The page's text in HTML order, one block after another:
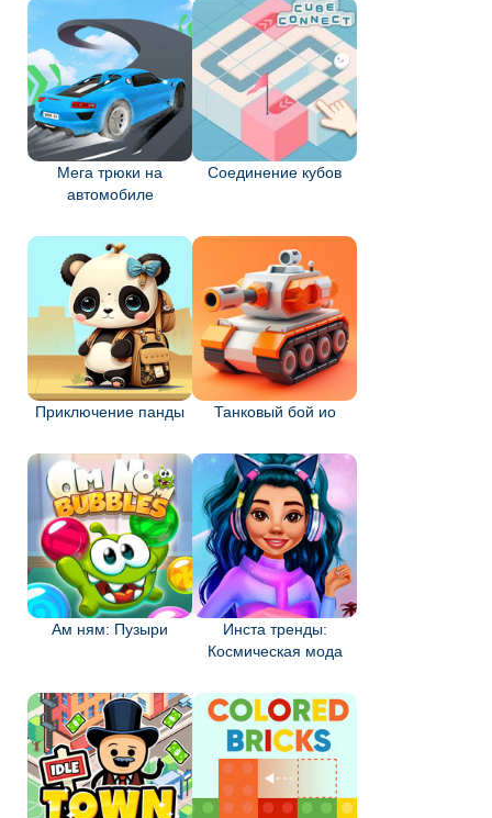
Мега трюки на
автомобиле
Соединение кубов
Приключение панды Танковый бой ио
Ам ням: Пузыри
Инста тренды:
Космическая мода